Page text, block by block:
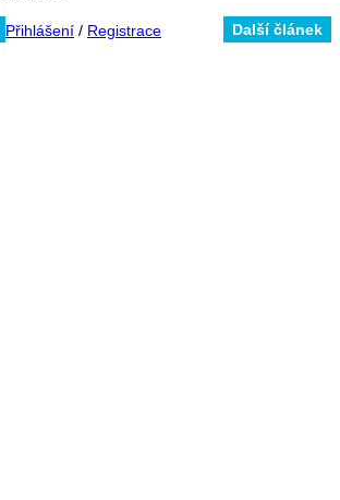
Další článek
Přihlášení / Registrace